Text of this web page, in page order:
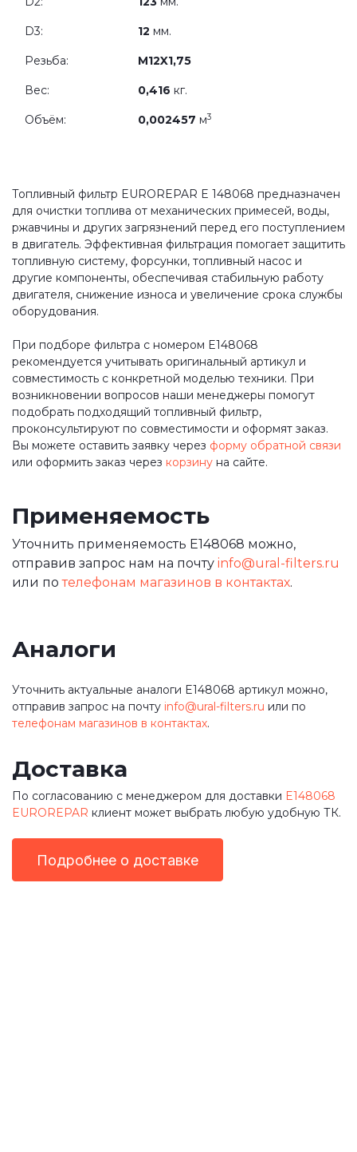
D3: 12 мм.
Резьба: M12X1,75
Вес: 0,416 кг.
Объём: 0,002457 м3
Топливный фильтр EUROREPAR E 148068 предназначен
для очистки топлива от механических примесей, воды,
ржавчины и других загрязнений перед его поступлением
в двигатель. Эффективная фильтрация помогает защитить
топливную систему, форсунки, топливный насос и
другие компоненты, обеспечивая стабильную работу
двигателя, снижение износа и увеличение срока службы
оборудования.
При подборе фильтра с номером E148068
рекомендуется учитывать оригинальный артикул и
совместимость с конкретной моделью техники. При
возникновении вопросов наши менеджеры помогут
подобрать подходящий топливный фильтр,
проконсультируют по совместимости и оформят заказ.
Вы можете оставить заявку через форму обратной связи
или оформить заказ через корзину на сайте.
Применяемость
Уточнить применяемость E148068 можно,
отправив запрос нам на почту info@ural-filters.ru
или потелефонам магазинов в контактах.
Аналоги
Уточнить актуальные аналоги E148068 артикул можно,
отправив запрос на почту info@ural-filters.ru или по
телефонам магазинов в контактах.
Доставка
По согласованию с менеджером для доставки E148068
EUROREPAR клиент может выбрать любую удобную ТК.
Подробнее о доставке